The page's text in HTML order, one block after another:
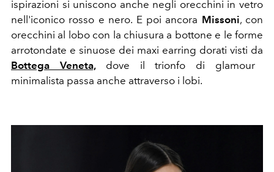
ispirazioni si uniscono anche negli orecchini in vetro
nell'iconico rosso e nero. E poi ancora Missoni, con
orecchini al lobo con la chiusura a bottone e le forme
arrotondate e sinuose dei maxi earring dorati visti da
Bottega Veneta,
dove il trionfo di glamour
minimalista passa anche attraverso i lobi.